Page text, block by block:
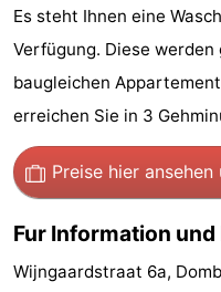
Aussichtspunkte
Attraktionen
-
Indoor-
Spielplätze
-
Bowling
-
Minigolfplätze
Wellness-
Es steht Ihnen eine
Verfügung. Diese
baugleichen
erreichen Sie in 3
Preise hier ansehen
Fur Information
Wijngaardstraat 6a,